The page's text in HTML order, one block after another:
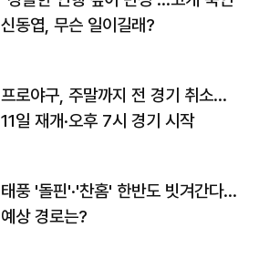
신동엽, 무슨 일이길래?
프로야구, 주말까지 전 경기 취소…
11일 재개·오후 7시 경기 시작
태풍 '돌핀'·'찬홈' 한반도 빗겨간다…
예상 경로는?